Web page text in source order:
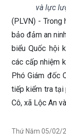
và lực
(PLVN) - Trong
bảo đảm an
biểu Quốc hội
các cấp nhiệm
Phó Giám đốc
tiếp kiểm tra tại
Cô, xã Lộc An
Thứ Năm 05/02/